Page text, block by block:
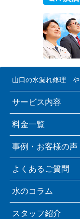
山口の水漏れ修理 や
サービス内容
料金一覧
事例・お客様の声
よくあるご質問
水のコラム
スタッフ紹介